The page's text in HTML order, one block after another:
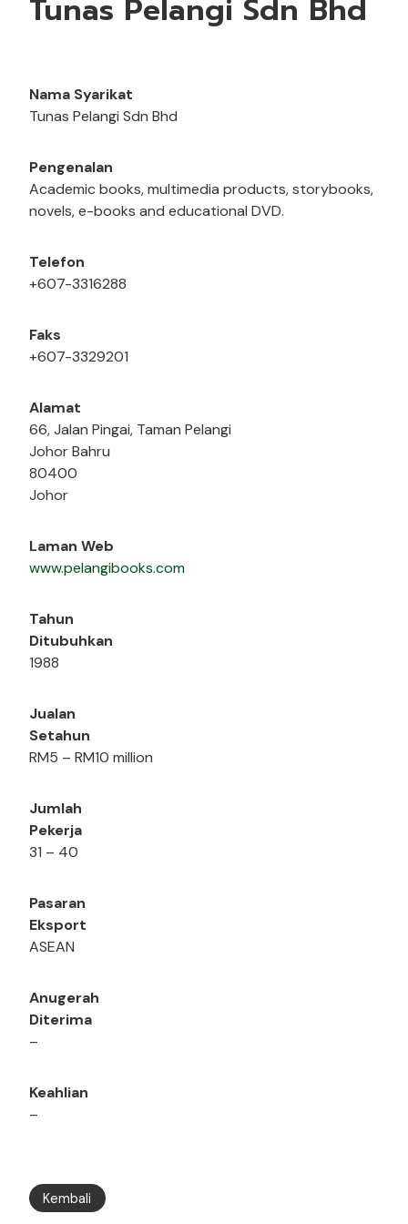
Tunas Pelangi Sdn Bhd
Nama Syarikat
Tunas Pelangi Sdn Bhd
Pengenalan
Academic books, multimedia products, storybooks,
novels, e-books and educational DVD.
Telefon
+607-3316288
Faks
+607-3329201
Alamat
66, Jalan Pingai, Taman Pelangi
Johor Bahru
80400
Johor
Laman Web
www.pelangibooks.com
Tahun
Ditubuhkan
1988
Jualan
Setahun
RM5 – RM10 million
Jumlah
Pekerja
31 – 40
Pasaran
Eksport
ASEAN
Anugerah
Diterima
–
Keahlian
–
Kembali